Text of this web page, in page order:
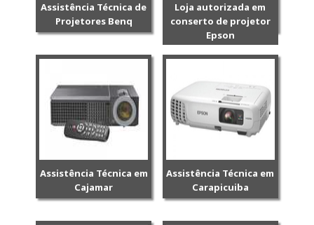
Assistência Técnica de
Projetores Benq
Loja autorizada em
conserto de projetor
Epson
Assistência Técnica em
Cajamar
Assistência Técnica em
Carapicuiba